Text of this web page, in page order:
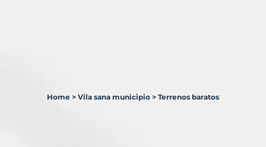
Home > Vila sana municipio > Terrenos baratos